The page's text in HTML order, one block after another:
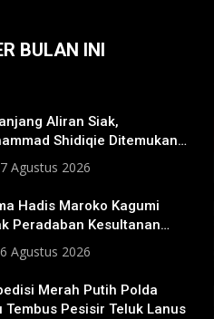
BULAN INI
Aliran Siak,
Shidiqie Ditemukan
Kilo Dari Tempat Pertama
Agustus 2026
Hadis Maroko Kagumi
Peradaban Kesultanan
Ziarahi Makam Sultan
Pendiri Pekanbaru
Agustus 2026
Merah Putih Polda
Tembus Pesisir Teluk Lanus